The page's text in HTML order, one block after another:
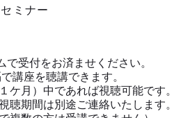
ミナー
受付をお済ませください。
講座を聴講できます。
ケ月）中であれば視聴可能です。
聴期間は別途ご連絡いたします。